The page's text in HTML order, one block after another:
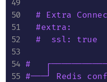
# Extra
#extra:
#  ssl: true
#
#───┘ Redis